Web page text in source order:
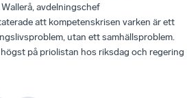
avdelningschef
att kompetenskrisen varken är ett
utan ett samhällsproblem.
på priolistan hos riksdag och regering